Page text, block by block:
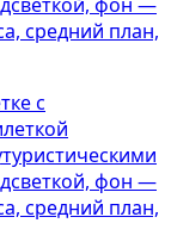
с
фон —
средний план,